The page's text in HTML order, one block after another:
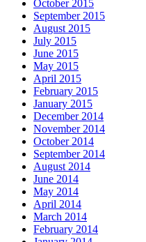
October 2015
September 2015
August 2015
July 2015
June 2015
May 2015
April 2015
February 2015
January 2015
December 2014
November 2014
October 2014
September 2014
August 2014
June 2014
May 2014
April 2014
March 2014
February 2014